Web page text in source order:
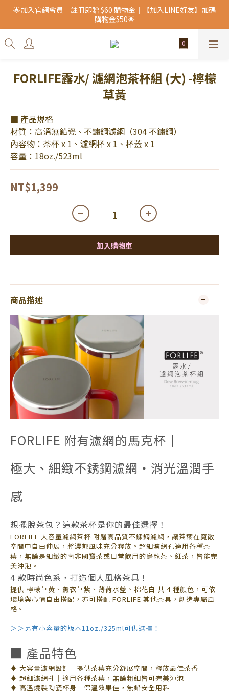
🌟加入官網會員｜註冊即贈 $60 購物金｜【加入LINE好友】加碼
購物金$50🌟
FORLIFE露水/ 濾網泡茶杯組 (大) -檸檬
草黃
■ 產品規格
材質：高溫無鉛瓷、不鏽鋼濾網（304 不鏽鋼）
內容物：茶杯 x 1、濾網杯 x 1、杯蓋 x 1
容量：18oz./523ml
NT$1,399
加入購物車
商品描述
FORLIFE 附有濾網的馬克杯｜
極大、細緻不銹鋼濾網・消光溫潤手
感
想擺脫茶包？這款茶杯是你的最佳選擇！
FORLIFE 大容量濾網茶杯 附贈高品質不鏽鋼濾網，讓茶葉在寬敞
空間中自由伸展，將濃郁風味充分釋放。超細濾網孔適用各種茶
葉，無論是細緻的南非國寶茶或日常飲用的烏龍茶、紅茶，皆能完
美沖泡。
4 款時尚色系，打造個人風格茶具！
提供 檸檬草黃、薰衣草紫、薄荷水藍、棉花白 共 4 種顏色，可依
環境與心情自由搭配，亦可搭配 FORLIFE 其他茶具，創造專屬風
格。
＞＞另有小容量的版本11oz./325ml可供選擇！
■ 產品特色
♦ 大容量濾網設計｜提供茶葉充分舒展空間，釋放最佳茶香
♦ 超細濾網孔｜適用各種茶葉，無論粗細皆可完美沖泡
♦ 高溫燒製陶瓷杯身｜保溫效果佳，無鉛安全用料